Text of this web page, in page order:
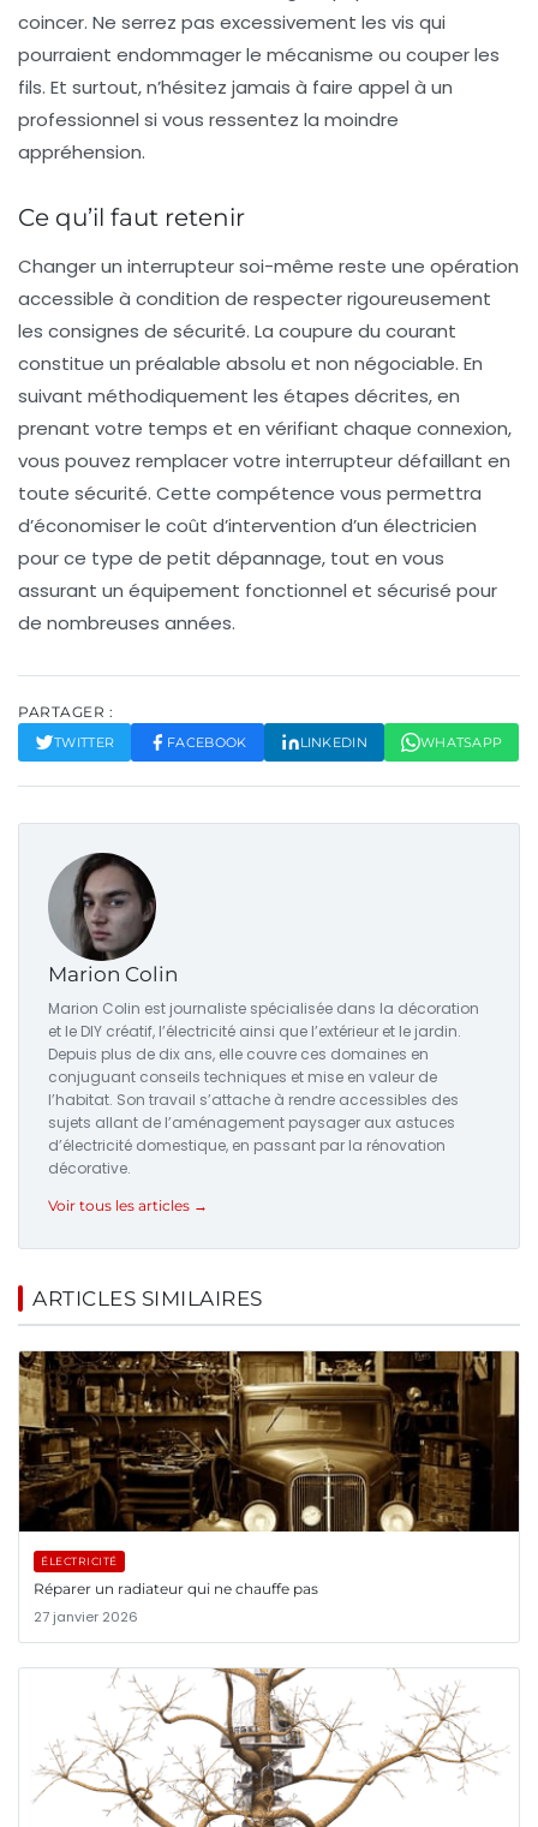
coincer. Ne serrez pas excessivement les vis qui
pourraient endommager le mécanisme ou couper les
fils. Et surtout, n’hésitez jamais à faire appel à un
professionnel si vous ressentez la moindre
appréhension.
Ce qu’il faut retenir
Changer un interrupteur soi-même reste une opération
accessible à condition de respecter rigoureusement
les consignes de sécurité. La coupure du courant
constitue un préalable absolu et non négociable. En
suivant méthodiquement les étapes décrites, en
prenant votre temps et en vérifiant chaque connexion,
vous pouvez remplacer votre interrupteur défaillant en
toute sécurité. Cette compétence vous permettra
d’économiser le coût d’intervention d’un électricien
pour ce type de petit dépannage, tout en vous
assurant un équipement fonctionnel et sécurisé pour
de nombreuses années.
PARTAGER :
TWITTER FACEBOOK LINKEDIN WHATSAPP
Marion Colin
Marion Colin est journaliste spécialisée dans la décoration
et le DIY créatif, l’électricité ainsi que l’extérieur et le jardin.
Depuis plus de dix ans, elle couvre ces domaines en
conjuguant conseils techniques et mise en valeur de
l’habitat. Son travail s’attache à rendre accessibles des
sujets allant de l’aménagement paysager aux astuces
d’électricité domestique, en passant par la rénovation
décorative.
Voir tous les articles →
ARTICLES SIMILAIRES
ÉLECTRICITÉ
Réparer un radiateur qui ne chauffe pas
27 janvier 2026